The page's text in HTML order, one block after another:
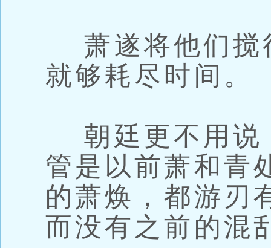
萧遂将他们搅
就够耗尽时间。
朝廷更不用说
管是以前萧和青
的萧焕，都游刃
而没有之前的混